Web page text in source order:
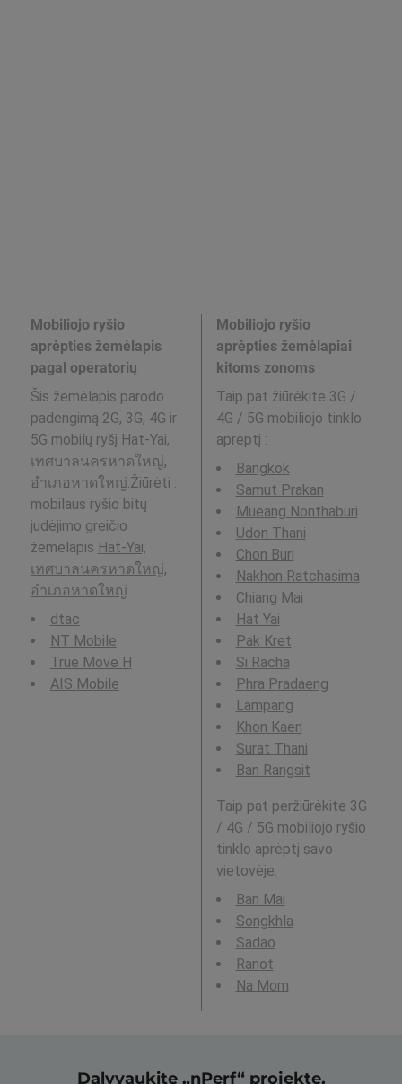
Mobiliojo ryšio
aprėpties žemėlapis
pagal operatorių
Šis žemėlapis parodo
padengimą 2G, 3G, 4G ir
5G mobilų ryšį Hat-Yai,
เทศบาลนครหาดใหญ่,
อำเภอหาดใหญ่.Žiūrėti :
mobilaus ryšio bitų
judėjimo greičio
žemėlapis Hat-Yai,
เทศบาลนครหาดใหญ่,
อำเภอหาดใหญ่.
dtac
NT Mobile
True Move H
AIS Mobile
Mobiliojo ryšio
aprėpties žemėlapiai
kitoms zonoms
Taip pat žiūrėkite 3G /
4G / 5G mobiliojo tinklo
aprėptį :
Bangkok
Samut Prakan
Mueang Nonthaburi
Udon Thani
Chon Buri
Nakhon Ratchasima
Chiang Mai
Hat Yai
Pak Kret
Si Racha
Phra Pradaeng
Lampang
Khon Kaen
Surat Thani
Ban Rangsit
Taip pat peržiūrėkite 3G
/ 4G / 5G mobiliojo ryšio
tinklo aprėptį savo
vietovėje:
Ban Mai
Songkhla
Sadao
Ranot
Na Mom
Dalyvaukite „nPerf“ projekte,